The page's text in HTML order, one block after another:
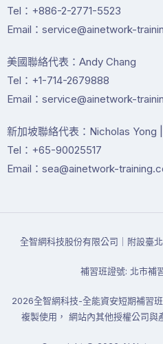
Tel：+886-2-2771-5523
Email：service@ainetwork-
美國聯絡代表：Andy Chang
Tel：+1-714-2679888
Email：service@ainetwork-
新加坡聯絡代表：Nicholas Yong
Tel：+65-90025517
Email：sea@ainetwork-
全智網科技股份有限公司｜附設臺
補習班證號: 北市補
2026全智網科技-全能資安短期補習
複製使用， 網站內其他授權公司